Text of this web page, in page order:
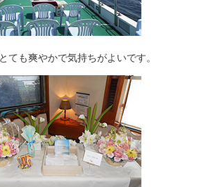
ても爽やかで気持ちがよいです。